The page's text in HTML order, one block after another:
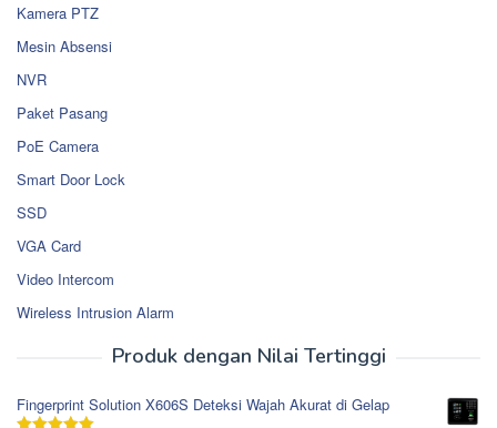
Kamera PTZ
Mesin Absensi
NVR
Paket Pasang
PoE Camera
Smart Door Lock
SSD
VGA Card
Video Intercom
Wireless Intrusion Alarm
Produk dengan Nilai Tertinggi
Fingerprint Solution X606S Deteksi Wajah Akurat di Gelap